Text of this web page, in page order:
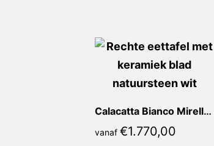
vanaf€1.770,00